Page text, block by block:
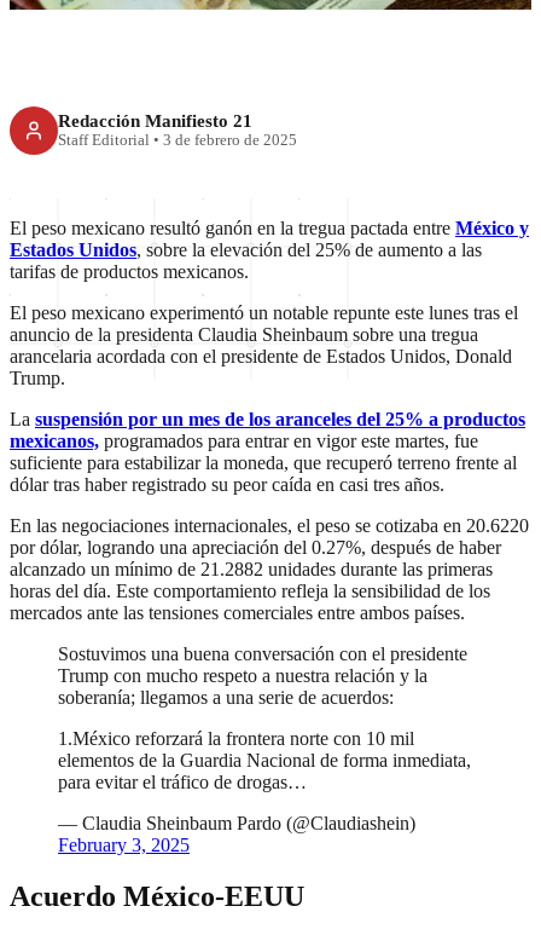
Redacción Manifiesto 21
Staff Editorial • 3 de febrero de 2025
El peso mexicano resultó ganón en la tregua pactada entre México y
Estados Unidos, sobre la elevación del 25% de aumento a las
tarifas de productos mexicanos.
El peso mexicano experimentó un notable repunte este lunes tras el
anuncio de la presidenta Claudia Sheinbaum sobre una tregua
arancelaria acordada con el presidente de Estados Unidos, Donald
Trump.
La suspensión por un mes de los aranceles del 25% a productos
mexicanos, programados para entrar en vigor este martes, fue
suficiente para estabilizar la moneda, que recuperó terreno frente al
dólar tras haber registrado su peor caída en casi tres años.
En las negociaciones internacionales, el peso se cotizaba en 20.6220
por dólar, logrando una apreciación del 0.27%, después de haber
alcanzado un mínimo de 21.2882 unidades durante las primeras
horas del día. Este comportamiento refleja la sensibilidad de los
mercados ante las tensiones comerciales entre ambos países.
Sostuvimos una buena conversación con el presidente
Trump con mucho respeto a nuestra relación y la
soberanía; llegamos a una serie de acuerdos:
1.México reforzará la frontera norte con 10 mil
elementos de la Guardia Nacional de forma inmediata,
para evitar el tráfico de drogas…
— Claudia Sheinbaum Pardo (@Claudiashein)
February 3, 2025
Acuerdo México-EEUU